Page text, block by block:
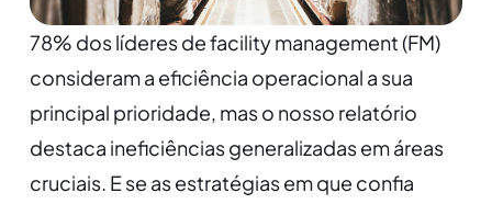
78% dos líderes de facility management (FM)
consideram a eficiência operacional a sua
principal prioridade, mas o nosso relatório
destaca ineficiências generalizadas em áreas
cruciais. E se as estratégias em que confia